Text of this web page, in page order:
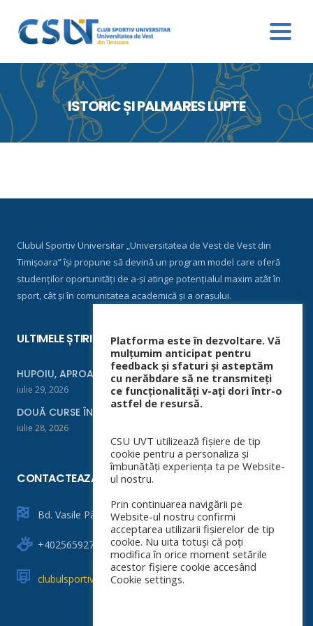
ISTORIC ȘI PALMARES LUPTE
Clubul Sportiv Universitar „Universitatea de Vest de Vest din
Timișoara” își propune să devină un program model care oferă
studenților oportunități de a-și atinge potențialul maxim atât în
sport, cât și în comunitatea academică și a orașului.
ULTIMELE ȘTIRI
HUPOIU, APROAPE DE FINALĂ LA ORADEA
iulie 29, 2026
DOUĂ CURSE ÎNTR-UN WEEKEND
iulie 28, 2026
CONTACTEAZĂ-NE
Bd. Vasile Pârvan nr. 4
+40256592760
clubulsportiv@e-uvt.ro
Platforma este în dezvoltare. Vă
mulțumim anticipat pentru
feedback și sfaturi și asteptăm
cu nerăbdare să ne transmiteți
ce funcționalități v-ați dori într-o
astfel de resursă.
CSU UVT utilizează fișiere de tip
cookie pentru a personaliza și
îmbunătăți experiența ta pe Website-
ul nostru.
Prin continuarea navigării pe
Website-ul nostru confirmi
acceptarea utilizarii fișierelor de tip
cookie. Nu uita totuși că poți
modifica în orice moment setările
acestor fișiere cookie accesând
Cookie settings.